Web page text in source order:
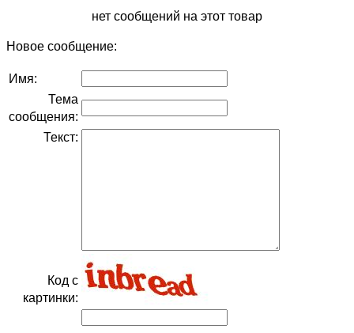
нет сообщений на этот товар
Новое сообщение:
Имя:
Тема
сообщения:
Текст:
Код с
картинки: